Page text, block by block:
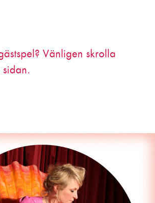
Vänligen skrolla